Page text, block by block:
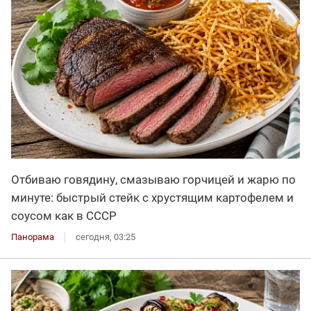
Отбиваю говядину, смазываю горчицей и жарю по
минуте: быстрый стейк с хрустящим картофелем и
соусом как в СССР
Панорама сегодня, 03:25